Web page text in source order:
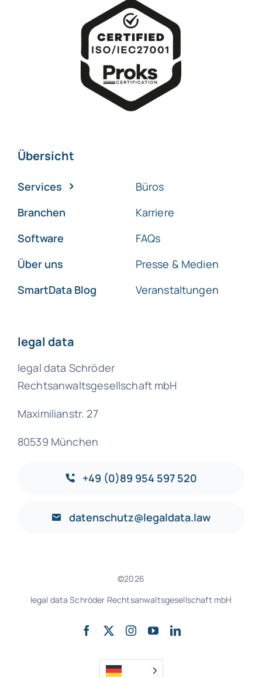
Übersicht
Services
Branchen
Software
Über uns
SmartData Blog
Büros
Karriere
FAQs
Presse & Medien
Veranstaltungen
legal data
legal data Schröder
Rechtsanwaltsgesellschaft mbH
Maximilianstr. 27
80539 München
+49 (0)89 954 597 520
datenschutz@legaldata.law
©2026
legal data Schröder Rechtsanwaltsgesellschaft mbH